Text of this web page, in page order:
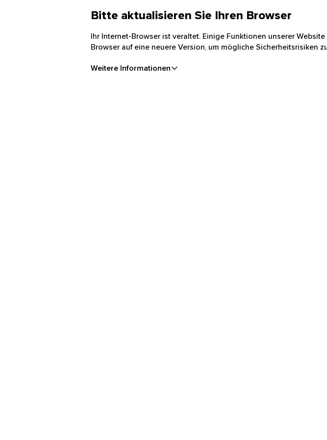
Bitte aktualisieren Sie Ihren Browser
Ihr Internet-Browser ist veraltet. Einige Funktionen unserer
Browser auf eine neuere Version, um mögliche Sicherheitsrisiken
Weitere Informationen